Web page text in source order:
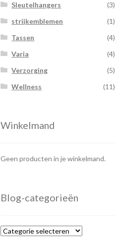
Sleutelhangers
(3)
strijkemblemen
(1)
Tassen
(4)
Varia
(4)
Verzorging
(5)
Wellness
(11)
Winkelmand
Geen producten in je winkelmand.
Blog-categorieën
Blog-